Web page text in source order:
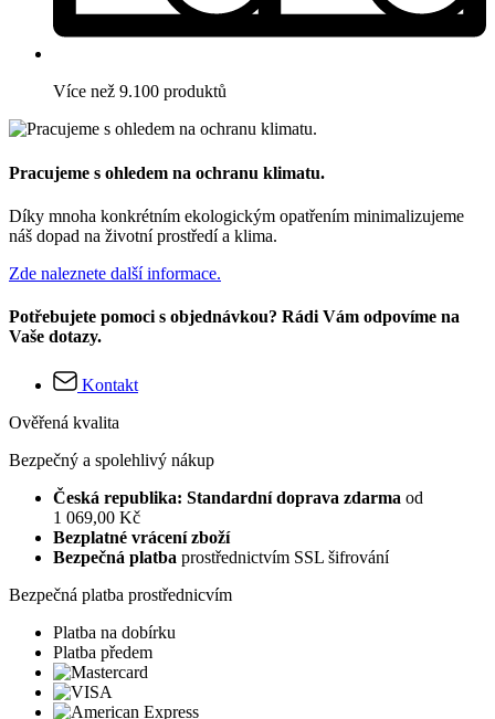
Více než 9.100 produktů
Pracujeme s ohledem na ochranu klimatu.
Díky mnoha konkrétním ekologickým opatřením minimalizujeme
náš dopad na životní prostředí a klima.
Zde naleznete další informace.
Potřebujete pomoci s objednávkou? Rádi Vám odpovíme na
Vaše dotazy.
Kontakt
Ověřená kvalita
Bezpečný a spolehlivý nákup
Česká republika: Standardní doprava zdarma od
1 069,00 Kč
Bezplatné vrácení zboží
Bezpečná platba prostřednictvím SSL šifrování
Bezpečná platba prostřednicvím
Platba na dobírku
Platba předem